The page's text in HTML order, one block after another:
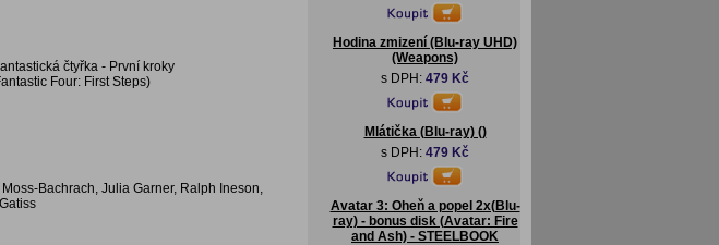
čtyřka - První kroky
Four: First Steps)
Bachrach, Julia Garner, Ralph Ineson,
Hodina zmizení (Blu-ray UHD)
(Weapons)
s DPH: 479 Kč
Mlátička (Blu-ray) ()
s DPH: 479 Kč
Avatar 3: Oheň a popel 2x(Blu-
ray) - bonus disk (Avatar: Fire
and Ash) - STEELBOOK